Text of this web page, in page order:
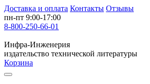
Доставка и оплата Контакты Отзывы
пн-пт 9:00-17:00
8-800-250-66-01
Инфра-Инженерия
издательство технической литературы
Корзина